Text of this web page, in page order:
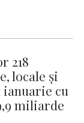
218
locale și
ianuarie cu
miliarde